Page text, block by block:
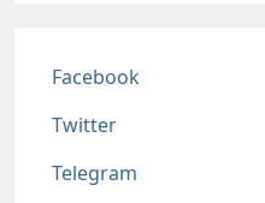
Соц сети
Facebook
Twitter
Telegram